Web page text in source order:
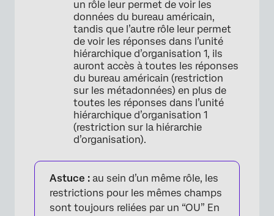
un rôle leur permet de voir les
données du bureau américain,
tandis que l’autre rôle leur permet
de voir les réponses dans l’unité
hiérarchique d’organisation 1, ils
auront accès à toutes les réponses
du bureau américain (restriction
sur les métadonnées) en plus de
toutes les réponses dans l’unité
hiérarchique d’organisation 1
(restriction sur la hiérarchie
d’organisation).
Astuce : au sein d’un même rôle, les
restrictions pour les mêmes champs
sont toujours reliées par un “OU” En